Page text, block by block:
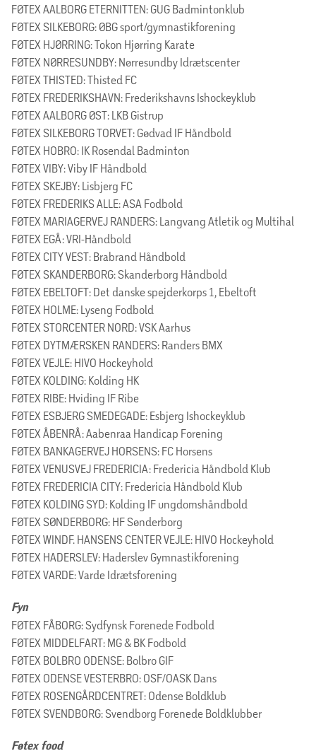
FØTEX AALBORG ETERNITTEN: GUG Badmintonklub
FØTEX SILKEBORG: ØBG sport/gymnastikforening
FØTEX HJØRRING: Tokon Hjørring Karate
FØTEX NØRRESUNDBY: Nørresundby Idrætscenter
FØTEX THISTED: Thisted FC
FØTEX FREDERIKSHAVN: Frederikshavns Ishockeyklub
FØTEX AALBORG ØST: LKB Gistrup
FØTEX SILKEBORG TORVET: Gødvad IF Håndbold
FØTEX HOBRO: IK Rosendal Badminton
FØTEX VIBY: Viby IF Håndbold
FØTEX SKEJBY: Lisbjerg FC
FØTEX FREDERIKS ALLE: ASA Fodbold
FØTEX MARIAGERVEJ RANDERS: Langvang Atletik og Multihal
FØTEX EGÅ: VRI-Håndbold
FØTEX CITY VEST: Brabrand Håndbold
FØTEX SKANDERBORG: Skanderborg Håndbold
FØTEX EBELTOFT: Det danske spejderkorps 1, Ebeltoft
FØTEX HOLME: Lyseng Fodbold
FØTEX STORCENTER NORD: VSK Aarhus
FØTEX DYTMÆRSKEN RANDERS: Randers BMX
FØTEX VEJLE: HIVO Hockeyhold
FØTEX KOLDING: Kolding HK
FØTEX RIBE: Hviding IF Ribe
FØTEX ESBJERG SMEDEGADE: Esbjerg Ishockeyklub
FØTEX ÅBENRÅ: Aabenraa Handicap Forening
FØTEX BANKAGERVEJ HORSENS: FC Horsens
FØTEX VENUSVEJ FREDERICIA: Fredericia Håndbold Klub
FØTEX FREDERICIA CITY: Fredericia Håndbold Klub
FØTEX KOLDING SYD: Kolding IF ungdomshåndbold
FØTEX SØNDERBORG: HF Sønderborg
FØTEX WINDF. HANSENS CENTER VEJLE: HIVO Hockeyhold
FØTEX HADERSLEV: Haderslev Gymnastikforening
FØTEX VARDE: Varde Idrætsforening
Fyn
FØTEX FÅBORG: Sydfynsk Forenede Fodbold
FØTEX MIDDELFART: MG & BK Fodbold
FØTEX BOLBRO ODENSE: Bolbro GIF
FØTEX ODENSE VESTERBRO: OSF/OASK Dans
FØTEX ROSENGÅRDCENTRET: Odense Boldklub
FØTEX SVENDBORG: Svendborg Forenede Boldklubber
Føtex food